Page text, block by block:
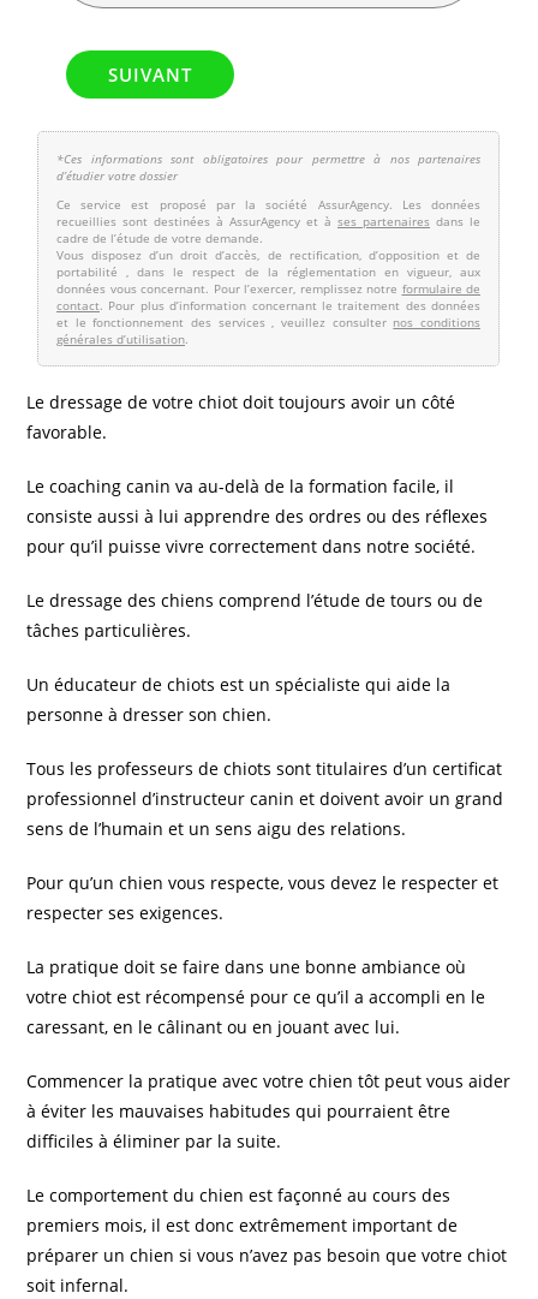
Le dressage de votre chiot doit toujours avoir un côté
favorable.
Le coaching canin va au-delà de la formation facile, il
consiste aussi à lui apprendre des ordres ou des réflexes
pour qu’il puisse vivre correctement dans notre société.
Le dressage des chiens comprend l’étude de tours ou de
tâches particulières.
Un éducateur de chiots est un spécialiste qui aide la
personne à dresser son chien.
Tous les professeurs de chiots sont titulaires d’un certificat
professionnel d’instructeur canin et doivent avoir un grand
sens de l’humain et un sens aigu des relations.
Pour qu’un chien vous respecte, vous devez le respecter et
respecter ses exigences.
La pratique doit se faire dans une bonne ambiance où
votre chiot est récompensé pour ce qu’il a accompli en le
caressant, en le câlinant ou en jouant avec lui.
Commencer la pratique avec votre chien tôt peut vous aider
à éviter les mauvaises habitudes qui pourraient être
difficiles à éliminer par la suite.
Le comportement du chien est façonné au cours des
premiers mois, il est donc extrêmement important de
préparer un chien si vous n’avez pas besoin que votre chiot
soit infernal.